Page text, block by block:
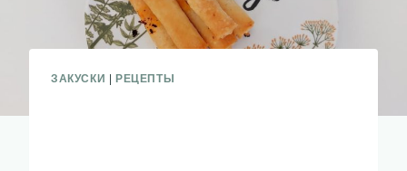
ЗАКУСКИ РЕЦЕПТЫ